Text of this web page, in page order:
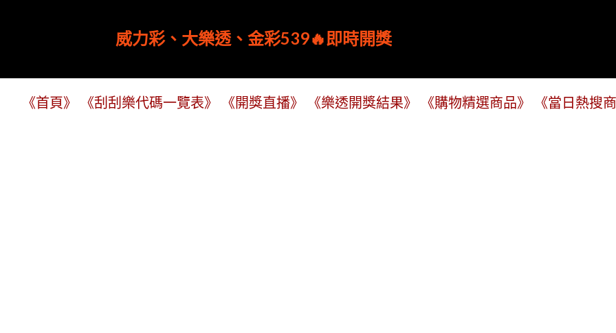
威力彩、大樂透、金彩539🔥即時開獎
《首頁》 《刮刮樂代碼一覽表》 《開獎直播》 《樂透開獎結果》 《購物精選商品》 《當日熱搜